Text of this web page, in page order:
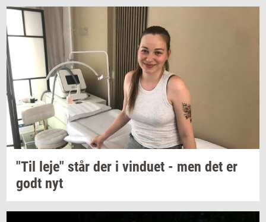
"Til leje" står der i vin­du­et - men det er
godt nyt